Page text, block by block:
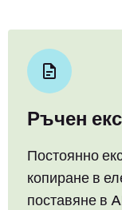
Ръчен
Постоянно
копиране в
поставяне в